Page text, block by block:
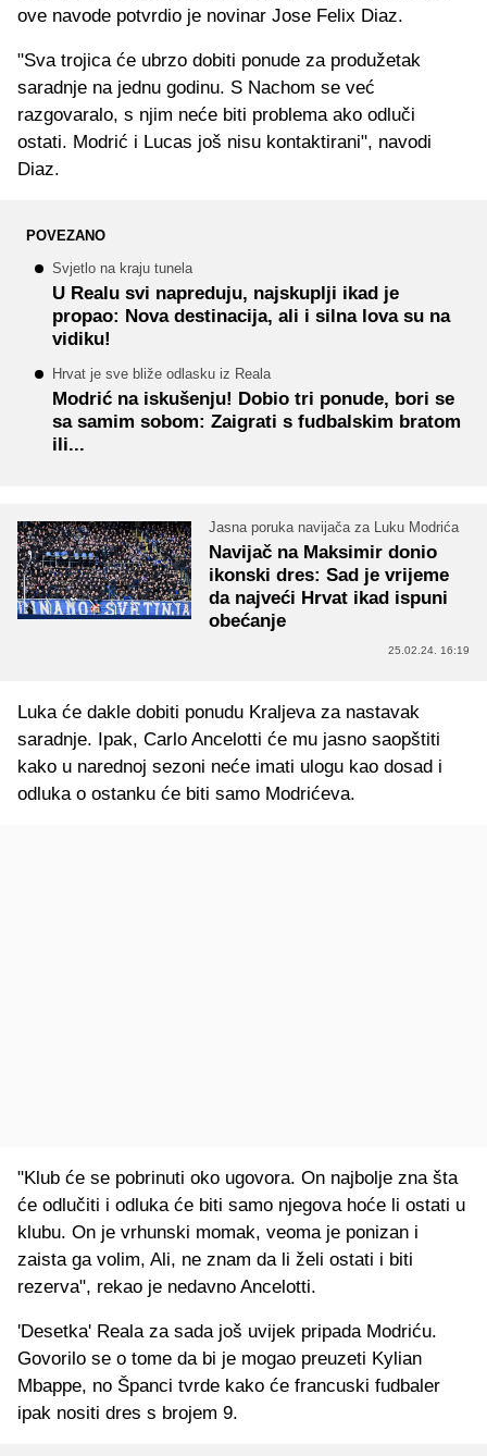
ove navode potvrdio je novinar Jose Felix Diaz.
"Sva trojica će ubrzo dobiti ponude za produžetak
saradnje na jednu godinu. S Nachom se već
razgovaralo, s njim neće biti problema ako odluči
ostati. Modrić i Lucas još nisu kontaktirani", navodi
Diaz.
POVEZANO
Svjetlo na kraju tunela
U Realu svi napreduju, najskuplji ikad je
propao: Nova destinacija, ali i silna lova su na
vidiku!
Hrvat je sve bliže odlasku iz Reala
Modrić na iskušenju! Dobio tri ponude, bori se
sa samim sobom: Zaigrati s fudbalskim bratom
ili...
Jasna poruka navijača za Luku Modrića
Navijač na Maksimir donio
ikonski dres: Sad je vrijeme
da najveći Hrvat ikad ispuni
obećanje
25.02.24. 16:19
Luka će dakle dobiti ponudu Kraljeva za nastavak
saradnje. Ipak, Carlo Ancelotti će mu jasno saopštiti
kako u narednoj sezoni neće imati ulogu kao dosad i
odluka o ostanku će biti samo Modrićeva.
"Klub će se pobrinuti oko ugovora. On najbolje zna šta
će odlučiti i odluka će biti samo njegova hoće li ostati u
klubu. On je vrhunski momak, veoma je ponizan i
zaista ga volim, Ali, ne znam da li želi ostati i biti
rezerva", rekao je nedavno Ancelotti.
'Desetka' Reala za sada još uvijek pripada Modriću.
Govorilo se o tome da bi je mogao preuzeti Kylian
Mbappe, no Španci tvrde kako će francuski fudbaler
ipak nositi dres s brojem 9.